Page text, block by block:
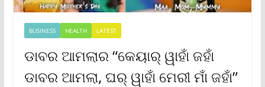
BUSINESS HEALTH LATEST
ଡାବର ଆମଲାର “କେୟାର୍ ୱାହାଁ ଜହାଁ
ଡାବର ଆମଲା, ଘର୍ ୱାହାଁ ମେରୀ ମାଁ ଜହାଁ”